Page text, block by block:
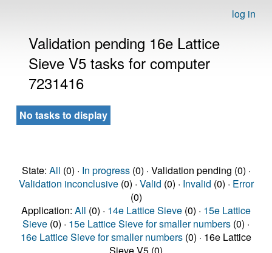
log in
Validation pending 16e Lattice
Sieve V5 tasks for computer
7231416
No tasks to display
State: All (0) · In progress(0) · Validation pending (0) ·
Validation inconclusive(0) · Valid (0) · Invalid (0) · Error
(0)
Application: All (0) · 14e Lattice Sieve (0) · 15e Lattice
Sieve (0) · 15e Lattice Sieve for smaller numbers (0) ·
16e Lattice Sieve for smaller numbers (0) · 16e Lattice